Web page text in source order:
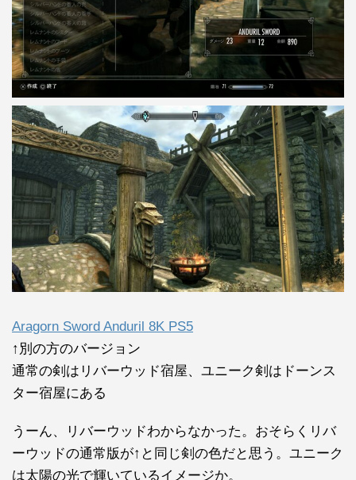
Aragorn Sword Anduril 8K PS5
↑別の方のバージョン
通常の剣はリバーウッド宿屋、ユニーク剣はドーンス
ター宿屋にある
うーん、リバーウッドわからなかった。おそらくリバ
ーウッドの通常版が↑と同じ剣の色だと思う。ユニーク
は太陽の光で輝いているイメージか。